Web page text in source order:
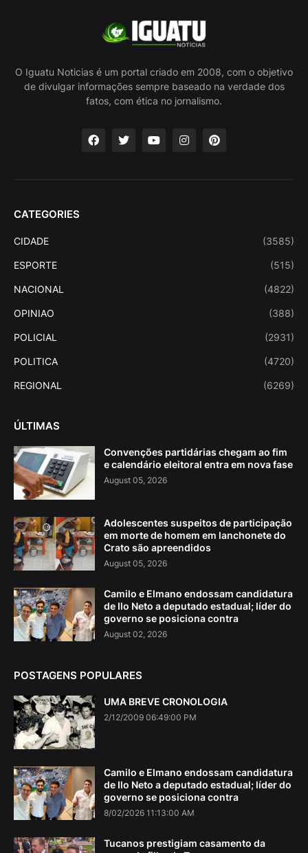
O Iguatu Noticias é um portal criado em 2008, com o objetivo
de divulgar informações sempre baseado na verdade dos
fatos, com ética no jornalismo.
CATEGORIES
CIDADE (3585)
ESPORTE (515)
NACIONAL (4822)
OPINIAO (388)
POLICIAL (2931)
POLITICA (4720)
REGIONAL (6269)
ÚLTIMAS
Convenções partidárias chegam ao fim
e calendário eleitoral entra em nova fase
August 05, 2026
Adolescentes suspeitos de participação
em morte de homem em lanchonete do
Crato são apreendidos
August 05, 2026
Camilo e Elmano endossam candidatura
de Ilo Neto a deputado estadual; líder do
governo se posiciona contra
August 02, 2026
POSTAGENS POPULARES
UMA BREVE CRONOLOGIA
2/12/2009 06:49:00 PM
Camilo e Elmano endossam candidatura
de Ilo Neto a deputado estadual; líder do
governo se posiciona contra
8/02/2026 11:13:00 AM
Tucanos prestigiam casamento da